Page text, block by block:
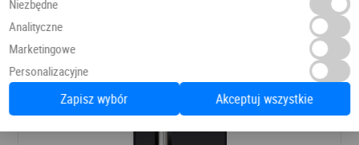
Niezbędne
Analityczne
Marketingowe
Personalizacyjne
Zapisz wybór Akceptuj wszystkie